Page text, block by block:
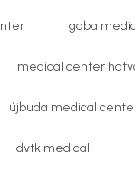
gaba
medical center
újbuda medical
dvtk medical